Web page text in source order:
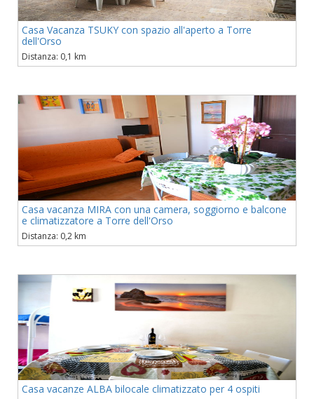
Casa Vacanza TSUKY con spazio all'aperto a Torre
dell'Orso
Distanza: 0,1 km
Casa vacanza MIRA con una camera, soggiorno e balcone
e climatizzatore a Torre dell'Orso
Distanza: 0,2 km
Casa vacanze ALBA bilocale climatizzato per 4 ospiti